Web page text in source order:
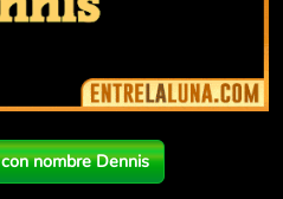
nombre Dennis